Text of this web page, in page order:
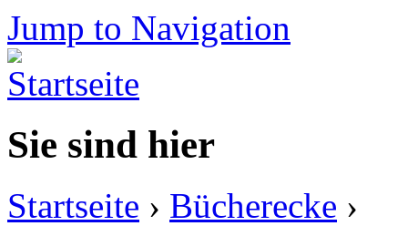
Jump to Navigation
Sie sind hier
Startseite › Bücherecke ›